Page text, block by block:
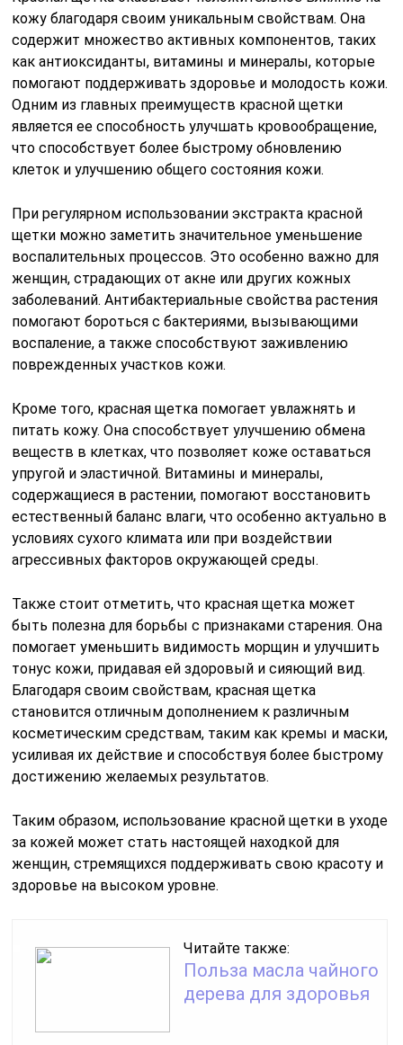
кожу благодаря своим уникальным свойствам. Она
содержит множество активных компонентов, таких
как антиоксиданты, витамины и минералы, которые
помогают поддерживать здоровье и молодость кожи.
Одним из главных преимуществ красной щетки
является ее способность улучшать кровообращение,
что способствует более быстрому обновлению
клеток и улучшению общего состояния кожи.
При регулярном использовании экстракта красной
щетки можно заметить значительное уменьшение
воспалительных процессов. Это особенно важно для
женщин, страдающих от акне или других кожных
заболеваний. Антибактериальные свойства растения
помогают бороться с бактериями, вызывающими
воспаление, а также способствуют заживлению
поврежденных участков кожи.
Кроме того, красная щетка помогает увлажнять и
питать кожу. Она способствует улучшению обмена
веществ в клетках, что позволяет коже оставаться
упругой и эластичной. Витамины и минералы,
содержащиеся в растении, помогают восстановить
естественный баланс влаги, что особенно актуально в
условиях сухого климата или при воздействии
агрессивных факторов окружающей среды.
Также стоит отметить, что красная щетка может
быть полезна для борьбы с признаками старения. Она
помогает уменьшить видимость морщин и улучшить
тонус кожи, придавая ей здоровый и сияющий вид.
Благодаря своим свойствам, красная щетка
становится отличным дополнением к различным
косметическим средствам, таким как кремы и маски,
усиливая их действие и способствуя более быстрому
достижению желаемых результатов.
Таким образом, использование красной щетки в уходе
за кожей может стать настоящей находкой для
женщин, стремящихся поддерживать свою красоту и
здоровье на высоком уровне.
Читайте также:
Польза масла чайного
дерева для здоровья